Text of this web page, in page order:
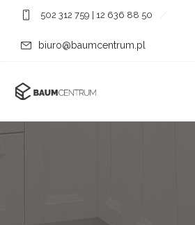
502 312 759 12 636 88 50
biuro@baumcentrum.pl